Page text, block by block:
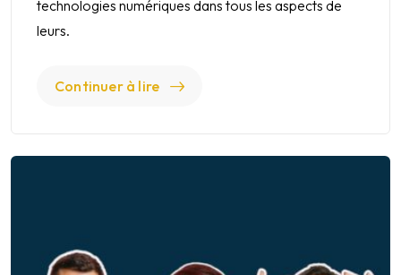
technologies numériques dans tous les aspects de
leurs.
Continuer à lire